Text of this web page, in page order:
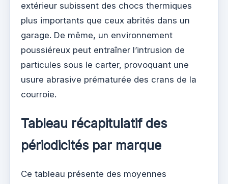
extérieur subissent des chocs thermiques
plus importants que ceux abrités dans un
garage. De même, un environnement
poussiéreux peut entraîner l’intrusion de
particules sous le carter, provoquant une
usure abrasive prématurée des crans de la
courroie.
Tableau récapitulatif des
périodicités par marque
Ce tableau présente des moyennes